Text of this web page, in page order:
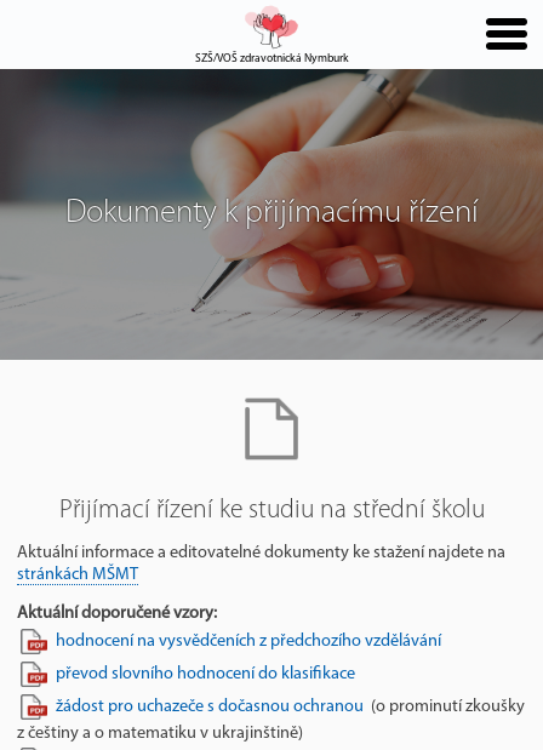
SZŠ/VOŠ zdravotnická Nymburk
Dokumenty k přijímacímu řízení
Přijímací řízení ke studiu na střední školu
Aktuální informace a editovatelné dokumenty ke stažení najdete na
stránkách MŠMT
Aktuální doporučené vzory:
hodnocení na vysvědčeních z předchozího vzdělávání
převod slovního hodnocení do klasifikace
žádost pro uchazeče s dočasnou ochranou (o prominutí zkoušky
z češtiny a o matematiku v ukrajinštině)